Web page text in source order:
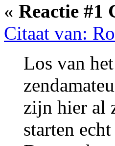
« Reactie #1
Citaat van:
Los van
zijn hier al
starten